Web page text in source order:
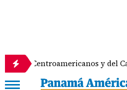
Centroamericanos y del Caribe